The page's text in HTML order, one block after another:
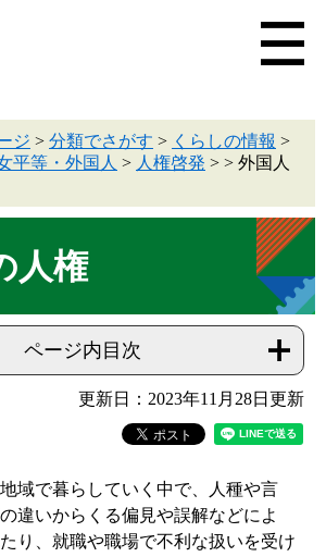
ジ > 分類でさがす > くらしの情報 >
平等・外国人 > 人権啓発 > > 外国人
人権
ページ内目次
更新日：2023年11月28日更新
域で暮らしていく中で、人種や言
違いからくる偏見や誤解などによ
り、就職や職場で不利な扱いを受け